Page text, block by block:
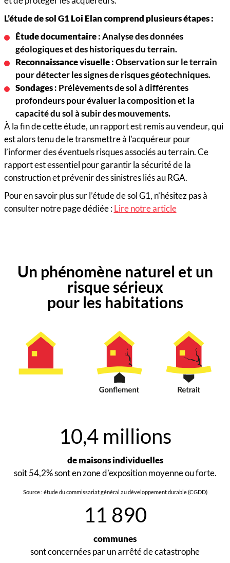
L’étude de sol G1 Loi Elan comprend plusieurs étapes :
Étude documentaire: Analyse des données
géologiques et des historiques du terrain.
Reconnaissance visuelle: Observation sur le terrain
pour détecter les signes de risques géotechniques.
Sondages: Prélèvements de sol à différentes
profondeurs pour évaluer la composition et la
capacité du sol à subir des mouvements.
À la fin de cette étude, un rapport est remis au vendeur, qui
est alors tenu de le transmettre à l’acquéreur pour
l’informer des éventuels risques associés au terrain. Ce
rapport est essentiel pour garantir la sécurité de la
construction et prévenir des sinistres liés au RGA.
Pour en savoir plus sur l’étude de sol G1, n’hésitez pas à
consulter notre page dédiée :Lire notre article
Un phénomène naturel et un
risque sérieux
pour les habitations
10,4 millions
de maisons individuelles
soit 54,2% sont en zone d’exposition moyenne ou forte.
Source : étude du commissariat général au développement durable (CGDD)
11 890
communes
sont concernées par un arrêté de catastrophe